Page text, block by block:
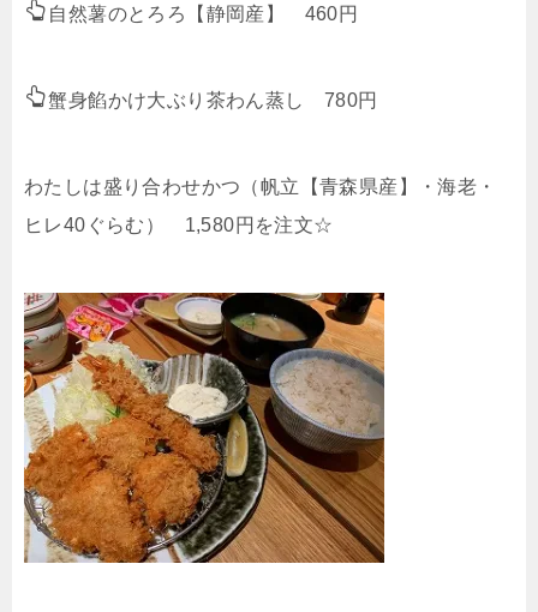
自然薯のとろろ【静岡産】 460円
蟹身餡かけ大ぶり茶わん蒸し 780円
わたしは盛り合わせかつ（帆立【青森県産】・海老・
ヒレ40ぐらむ） 1,580円を注文☆